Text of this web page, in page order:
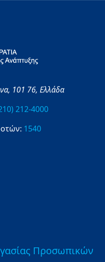
101 76, Ελλάδα
212-4000
1540
Προσωπικών